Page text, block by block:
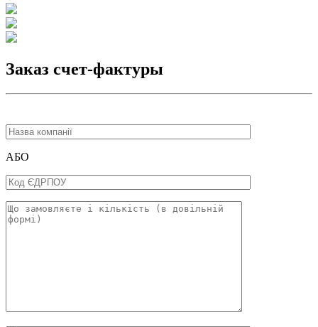
Заказ счет-фактуры
АБО